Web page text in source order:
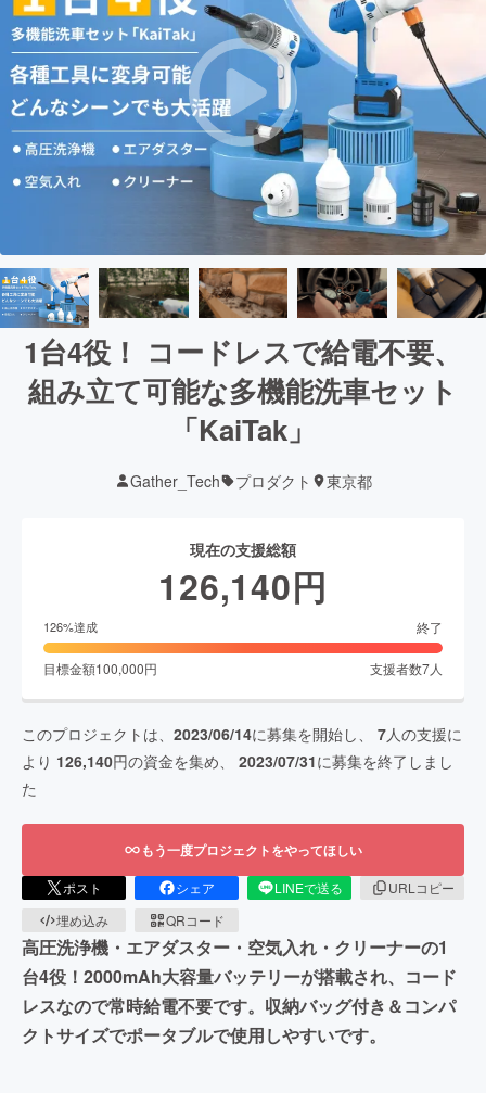
1台4役！ コードレスで給電不要、
組み立て可能な多機能洗車セット
「KaiTak」
Gather_Tech プロダクト 東京都
現在の支援総額
126,140円
126%達成 終了
目標金額100,000円 支援者数7人
このプロジェクトは、 2023/06/14に募集を開始し、 7人の支援に
より 126,140円の資金を集め、 2023/07/31に募集を終了しまし
た
もう一度プロジェクトをやってほしい
ポスト シェア LINEで送る
URLコピー
埋め込み
QRコード
高圧洗浄機・エアダスター・空気入れ・クリーナーの1
台4役！2000mAh大容量バッテリーが搭載され、コード
レスなので常時給電不要です。収納バッグ付き＆コンパ
クトサイズでポータブルで使用しやすいです。